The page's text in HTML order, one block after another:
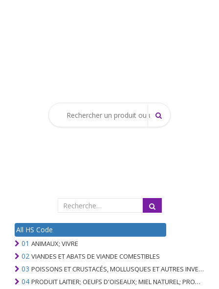
All HS Code
01 ANIMAUX; VIVRE
02 VIANDES ET ABATS DE VIANDE COMESTIBLES
03 POISSONS ET CRUSTACÉS, MOLLUSQUES ET AUTRES INVERTÉBRÉS AQUATIQUES
04 PRODUIT LAITIER; OEUFS D'OISEAUX; MIEL NATUREL; PRODUITS COMESTIBLES D'ORIGINE ANIMALE, NON ÉNUMÉRÉS AILLEURS OU INCLUS